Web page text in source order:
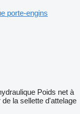
porte-engins
Poids net à
de la sellette d'attelage